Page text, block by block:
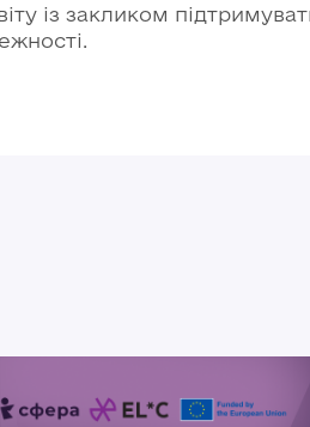
із закликом